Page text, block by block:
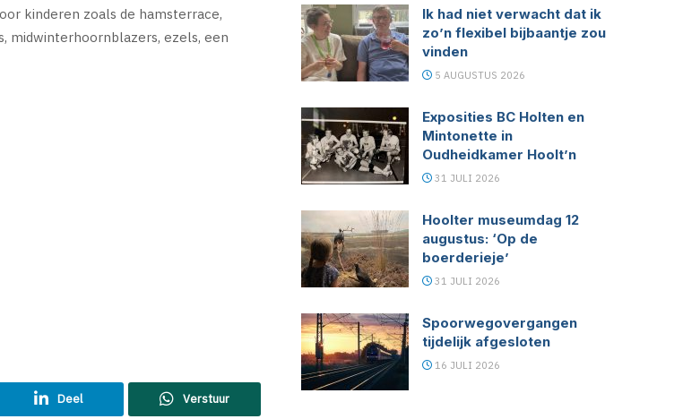
kinderen zoals de hamsterrace,
midwinterhoornblazers, ezels, een
Deel Verstuur
Ik had niet verwacht dat ik
zo’n flexibel bijbaantje zou
vinden
5 AUGUSTUS 2026
Exposities BC Holten en
Mintonette in
Oudheidkamer Hoolt’n
31 JULI 2026
Hoolter museumdag 12
augustus: ‘Op de
boerderieje’
31 JULI 2026
Spoorwegovergangen
tijdelijk afgesloten
16 JULI 2026